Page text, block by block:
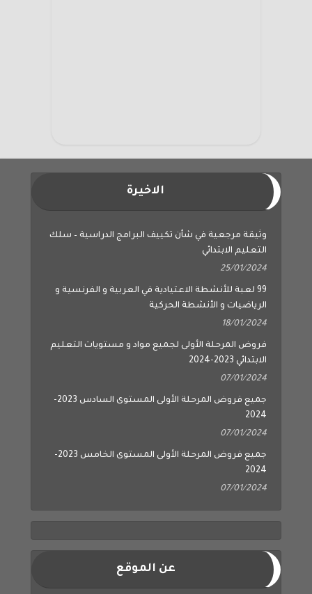
الاخيرة
وثيقة مرجعية في شأن تكييف البرامج الدراسية – سلك
التعليم الابتدائي
25/01/2024
99 لعبة للأنشطة الاعتيادية في العربية و الفرنسية و
الرياضيات و الأنشطة الحركية
18/01/2024
فروض المرحلة الأولى لجميع مواد و مستويات التعليم
الابتدائي 2023-2024
07/01/2024
جميع فروض المرحلة الأولى المستوى السادس 2023-
2024
07/01/2024
جميع فروض المرحلة الأولى المستوى الخامس 2023-
2024
07/01/2024
عن الموقع